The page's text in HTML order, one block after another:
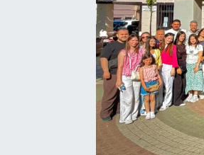
RESMİ İLAN